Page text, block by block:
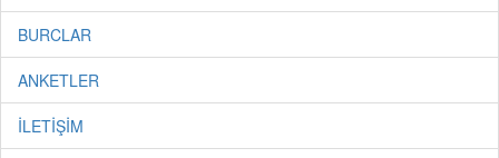
BURCLAR
ANKETLER
İLETİŞİM